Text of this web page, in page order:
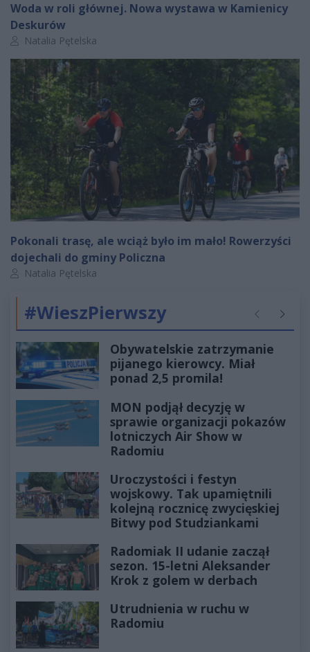
Woda w roli głównej. Nowa wystawa w Kamienicy
Deskurów
Autor artykułu:
Natalia Pętelska
Pokonali trasę, ale wciąż było im mało! Rowerzyści
dojechali do gminy Policzna
Autor artykułu:
Natalia Pętelska
#WieszPierwszy Poprzednie
Obywatelskie zatrzymanie
pijanego kierowcy. Miał
ponad 2,5 promila!
MON podjął decyzję w
sprawie organizacji pokazów
lotniczych Air Show w
Radomiu
Uroczystości i festyn
wojskowy. Tak upamiętnili
kolejną rocznicę zwycięskiej
Bitwy pod Studziankami
Radomiak II udanie zaczął
sezon. 15-letni Aleksander
Krok z golem w derbach
Utrudnienia w ruchu w
Radomiu